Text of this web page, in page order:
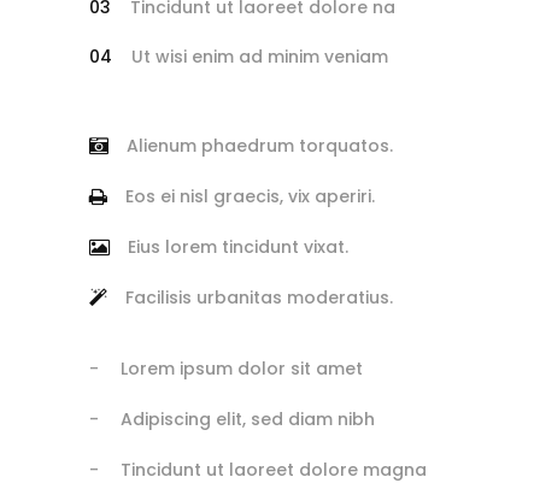
Tincidunt ut laoreet dolore na
Ut wisi enim ad minim veniam
Alienum phaedrum torquatos.
Eos ei nisl graecis, vix aperiri.
Eius lorem tincidunt vixat.
Facilisis urbanitas moderatius.
Lorem ipsum dolor sit amet
Adipiscing elit, sed diam nibh
Tincidunt ut laoreet dolore magna